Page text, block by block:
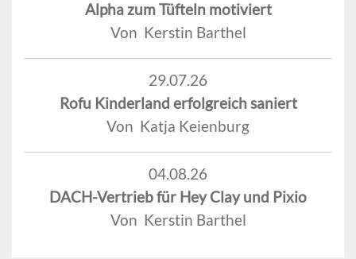
Alpha zum Tüfteln motiviert
Von Kerstin Barthel
29.07.26
Rofu Kinderland erfolgreich saniert
Von Katja Keienburg
04.08.26
DACH-Vertrieb für Hey Clay und Pixio
Von Kerstin Barthel